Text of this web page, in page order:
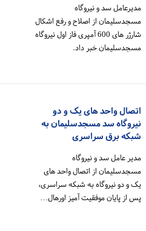
مدیرعامل سد و نیروگاه
مسجدسلیمان از اصلاح و رفع اشکال
شارژر های 600 آمپری فاز اول نیروگاه
مسجدسلیمان خبر داد.
اتصال واحد های یک و دو
نیروگاه سد مسجدسلیمان به
شبکه برق سراسری
مدیر عامل سد و نیروگاه
مسجدسلیمان از اتصال واحد های
یک و دو نیروگاه به شبکه سراسری،
پس از پایان موفقیت آمیز اورهال…